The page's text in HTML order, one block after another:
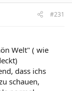
#231
Welt" ( wie
dass ichs
schauen,